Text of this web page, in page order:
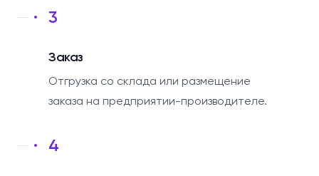
3
Заказ
Отгрузка со склада или размещение
заказа на предприятии-производителе.
4